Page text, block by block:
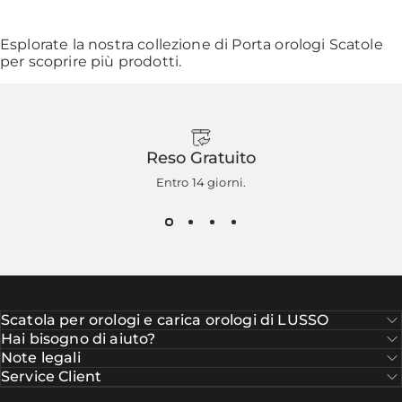
Esplorate la nostra collezione di Porta orologi Scatole
per scoprire più prodotti.
Reso Gratuito
Entro 14 giorni.
Scatola per orologi e carica orologi di LUSSO
Hai bisogno di aiuto?
Note legali
Service Client